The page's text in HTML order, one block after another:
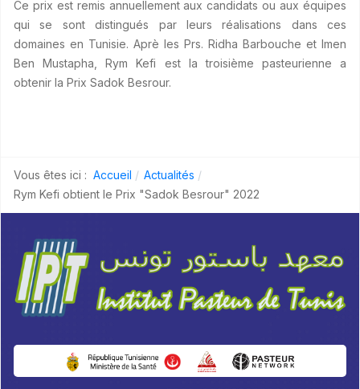
Ce prix est remis annuellement aux candidats ou aux équipes
qui se sont distingués par leurs réalisations dans ces
domaines en Tunisie. Aprè les Prs. Ridha Barbouche et Imen
Ben Mustapha, Rym Kefi est la troisième pasteurienne a
obtenir la Prix Sadok Besrour.
Vous êtes ici : Accueil
Actualités
Rym Kefi obtient le Prix "Sadok Besrour" 2022